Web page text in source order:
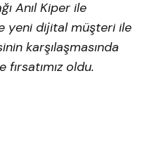
Anıl Kiper ile
yeni dijital müşteri ile
karşılaşmasında
fırsatımız oldu.